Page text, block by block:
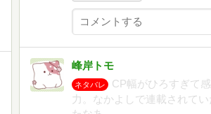
峰岸トモ
ネタバレ
CP幅がひろすぎて
力。なかよしで連載されて